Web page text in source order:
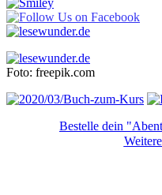
Foto: freepik.com
Bestelle dein